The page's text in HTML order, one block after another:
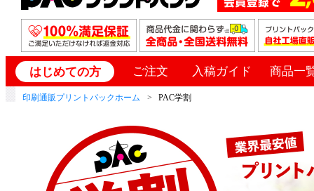
はじめての方 ご注文 入稿ガイド 商品一
印刷通販プリントパックホーム PAC学割